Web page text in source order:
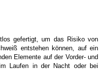
gefertigt, um das Risiko von
entstehen können, auf ein
Elemente auf der Vorder- und
Laufen in der Nacht oder bei